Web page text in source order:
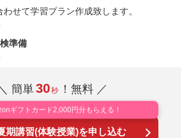
せて学習プラン作成致します。
準備
簡単30秒 ！無料 ／
ギフトカード2,000円分もらえる！
期講習(体験授業)を申し込む